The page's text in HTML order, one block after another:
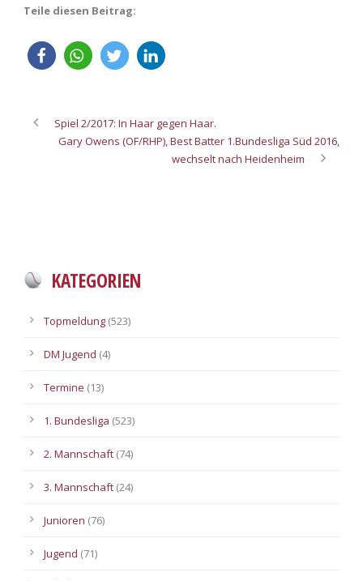
Teile diesen Beitrag:
Spiel 2/2017: In Haar gegen Haar.
Gary Owens (OF/RHP), Best Batter 1.Bundesliga Süd 2016,
wechselt nach Heidenheim
KATEGORIEN
Topmeldung (523)
DM Jugend (4)
Termine (13)
1. Bundesliga (523)
2. Mannschaft (74)
3. Mannschaft (24)
Junioren (76)
Jugend (71)